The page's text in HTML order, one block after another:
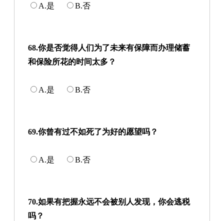
A.是 B.否
68.你是否觉得人们为了未来有保障而办理储蓄
和保险所花的时间太多？
A.是 B.否
69.你曾有过不如死了为好的愿望吗？
A.是 B.否
70.如果有把握永远不会被别人发现，你会逃税
吗？